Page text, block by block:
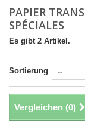
PAPIER
SPÉCIALES
Es gibt 2 Artikel.
Sortierung
Vergleichen (0)